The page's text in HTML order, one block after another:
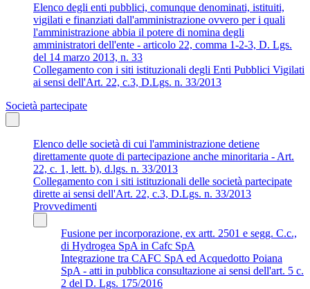
Elenco degli enti pubblici, comunque denominati, istituiti,
vigilati e finanziati dall'amministrazione ovvero per i quali
l'amministrazione abbia il potere di nomina degli
amministratori dell'ente - articolo 22, comma 1-2-3, D. Lgs.
del 14 marzo 2013, n. 33
Collegamento con i siti istituzionali degli Enti Pubblici Vigilati
ai sensi dell'Art. 22, c.3, D.Lgs. n. 33/2013
Società partecipate
Elenco delle società di cui l'amministrazione detiene
direttamente quote di partecipazione anche minoritaria - Art.
22, c. 1, lett. b), d.lgs. n. 33/2013
Collegamento con i siti istituzionali delle società partecipate
dirette ai sensi dell'Art. 22, c.3, D.Lgs. n. 33/2013
Provvedimenti
Fusione per incorporazione, ex artt. 2501 e segg. C.c.,
di Hydrogea SpA in Cafc SpA
Integrazione tra CAFC SpA ed Acquedotto Poiana
SpA - atti in pubblica consultazione ai sensi dell'art. 5 c.
2 del D. Lgs. 175/2016